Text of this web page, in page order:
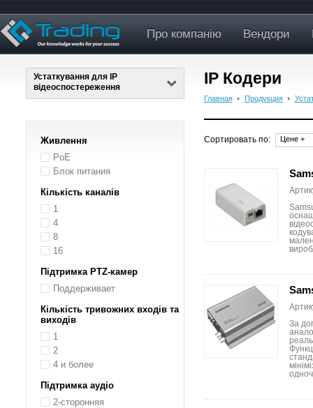
Про компанію Вендори
Устаткування для IP
відеоспостереження
Живлення
PoE
Блок питания
Кількість каналів
1
4
8
16
Підтримка PTZ-камер
Поддерживает
Кількість тривожних входів та
виходів
1
2
4 и более
Підтримка аудіо
2-сторонняя
IP Кодери
Главная Продукция
Сортировать по: Цене +
За